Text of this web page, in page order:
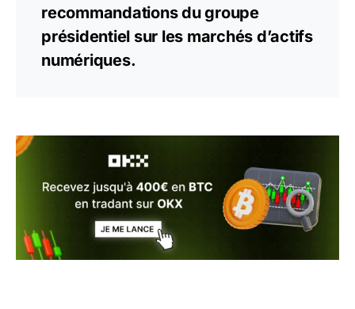
recommandations du groupe
présidentiel sur les marchés d’actifs
numériques.